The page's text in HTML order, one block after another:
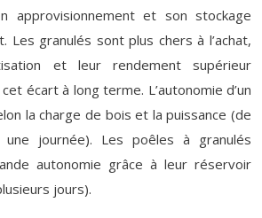
approvisionnement et son stockage
Les granulés sont plus chers à l’achat,
et leur rendement supérieur
écart à long terme. L’autonomie d’un
la charge de bois et la puissance (de
journée). Les poêles à granulés
autonomie grâce à leur réservoir
jours).